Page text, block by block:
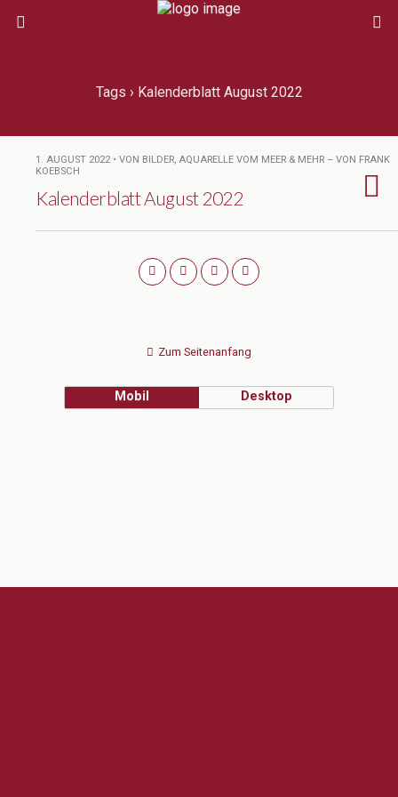
Tags › Kalenderblatt August 2022
1. AUGUST 2022 • VON BILDER, AQUARELLE VOM MEER & MEHR – VON FRANK
KOEBSCH
Kalenderblatt August 2022
Zum Seitenanfang
Mobil Desktop